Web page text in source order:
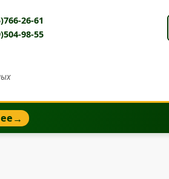
26-61
98-55
→